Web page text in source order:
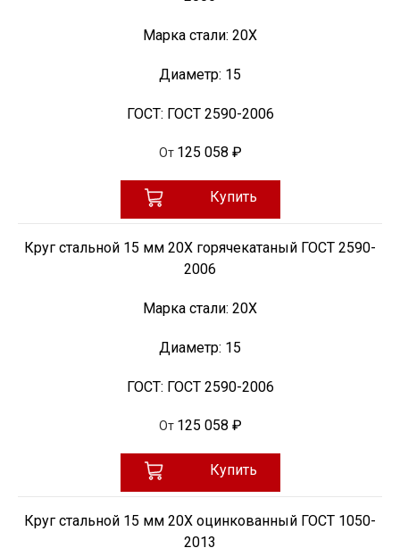
Марка стали: 20Х
Диаметр: 15
ГОСТ: ГОСТ 2590-2006
От 125 058 ₽
Купить
Круг стальной 15 мм 20Х горячекатаный ГОСТ 2590-
2006
Марка стали: 20Х
Диаметр: 15
ГОСТ: ГОСТ 2590-2006
От 125 058 ₽
Купить
Круг стальной 15 мм 20Х оцинкованный ГОСТ 1050-
2013